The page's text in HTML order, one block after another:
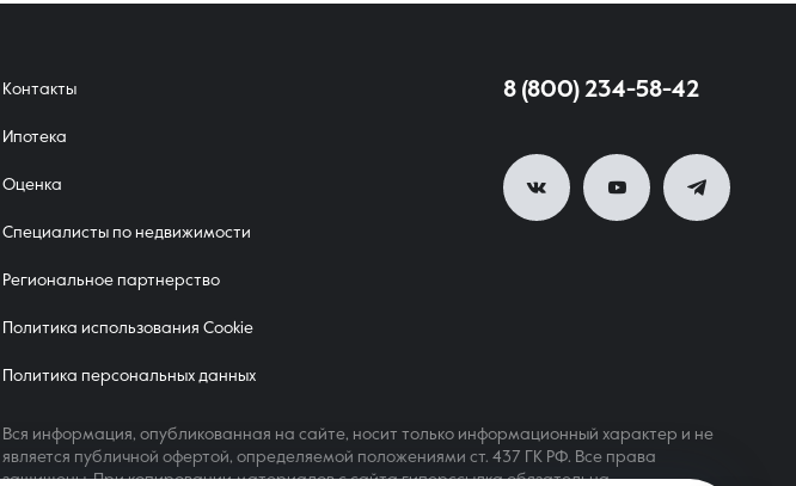
Контакты
Ипотека
Оценка
Специалисты по недвижимости
Региональное партнерство
Политика использования Cookie
Политика персональных данных
8 (800) 234-58-42
Вся информация, опубликованная на сайте, носит только информационный характер и не
является публичной офертой, определяемой положениями ст. 437 ГК РФ. Все права
защищены. При копировании материалов с сайта гиперссылка обязательна